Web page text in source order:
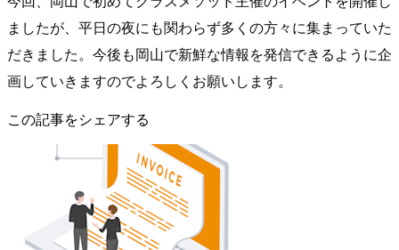
ましたが、平日の夜にも関わらず多くの方々に集まっていた
だきました。今後も岡山で新鮮な情報を発信できるように企
画していきますのでよろしくお願いします。
この記事をシェアする